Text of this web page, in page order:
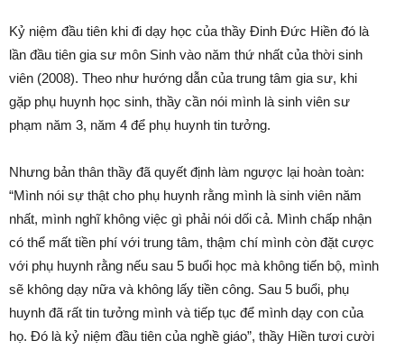
Kỷ niệm đầu tiên khi đi dạy học của thầy Đinh Đức Hiền đó là
lần đầu tiên gia sư môn Sinh vào năm thứ nhất của thời sinh
viên (2008). Theo như hướng dẫn của trung tâm gia sư, khi
gặp phụ huynh học sinh, thầy cần nói mình là sinh viên sư
phạm năm 3, năm 4 để phụ huynh tin tưởng.
Nhưng bản thân thầy đã quyết định làm ngược lại hoàn toàn:
“Mình nói sự thật cho phụ huynh rằng mình là sinh viên năm
nhất, mình nghĩ không việc gì phải nói dối cả. Mình chấp nhận
có thể mất tiền phí với trung tâm, thậm chí mình còn đặt cược
với phụ huynh rằng nếu sau 5 buổi học mà không tiến bộ, mình
sẽ không dạy nữa và không lấy tiền công. Sau 5 buổi, phụ
huynh đã rất tin tưởng mình và tiếp tục để mình dạy con của
họ. Đó là kỷ niệm đầu tiên của nghề giáo”, thầy Hiền tươi cười